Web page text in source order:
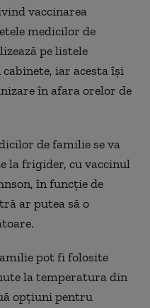
vaccinarea
medicilor de
pe listele
iar acesta își
în afara orelor de
de familie se va
la frigider, cu vaccinul
în funcție de
ar putea să o
pot fi folosite
la temperatura din
opțiuni pentru